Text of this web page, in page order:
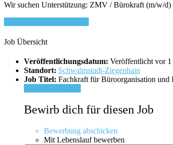
Wir suchen Unterstützung: ZMV / Bürokraft (m/w/d)
Job Übersicht
Veröffentlichungsdatum: Veröffentlicht vor 1
Standort: Schwalmstadt-Ziegenhain
Job Titel: Fachkraft für Büroorganisation
Bewirb dich für diesen Job
Bewerbung abschicken
Mit Lebenslauf bewerben